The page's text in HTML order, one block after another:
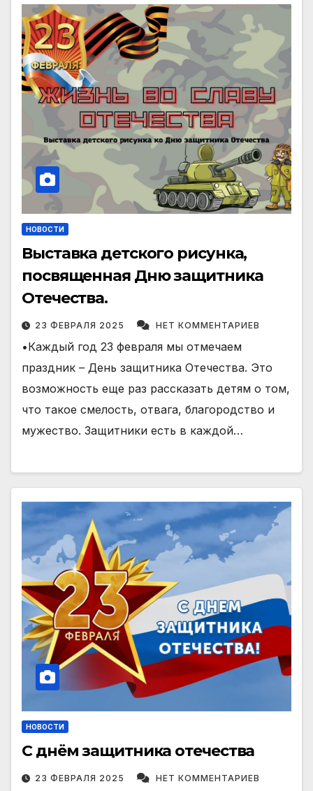
НОВОСТИ
Выставка детского рисунка,
посвященная Дню защитника
Отечества.
23 ФЕВРАЛЯ 2025 НЕТ КОММЕНТАРИЕВ
•Каждый год 23 февраля мы отмечаем
праздник – День защитника Отечества. Это
возможность еще раз рассказать детям о том,
что такое смелость, отвага, благородство и
мужество. Защитники есть в каждой…
НОВОСТИ
С днём защитника отечества
23 ФЕВРАЛЯ 2025 НЕТ КОММЕНТАРИЕВ